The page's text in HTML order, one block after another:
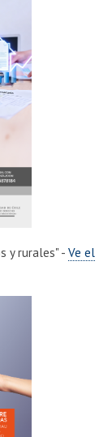
y rurales" - Ve el